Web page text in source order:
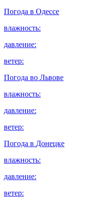
Погода в Одессе
влажность:
давление:
ветер:
Погода во Львове
влажность:
давление:
ветер:
Погода в Донецке
влажность:
давление:
ветер: